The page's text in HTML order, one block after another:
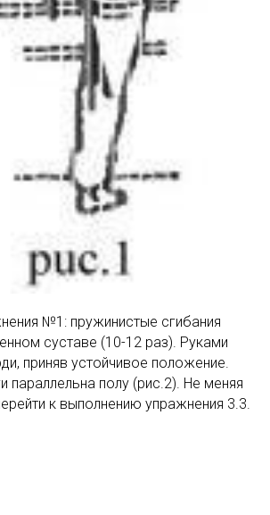
№1: пружинистые сгибания
суставе (10-12 раз). Руками
приняв устойчивое положение.
параллельна полу (рис.2). Не меняя
к выполнению упражнения 3.3.